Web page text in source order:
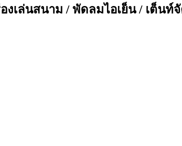
งเล่นสนาม / พัดลมไอเย็น / เต็นท์